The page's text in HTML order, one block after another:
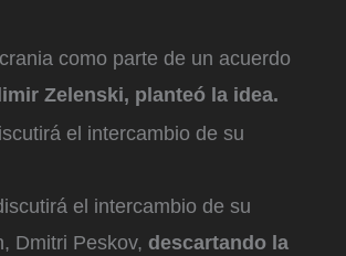
como parte de un acuerdo
Zelenski, planteó la idea.
el intercambio de su
el intercambio de su
Dmitri Peskov, descartando la